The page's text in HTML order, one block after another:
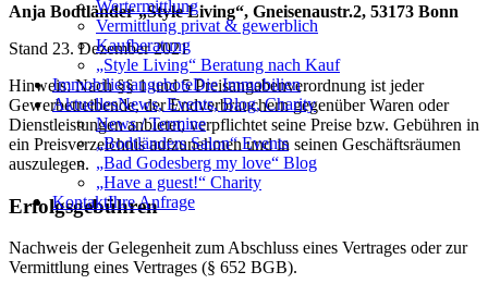
Wertermittlung
Vermittlung privat & gewerblich
Kaufberatung
„Style Living“ Beratung nach Kauf
ImmobilienangeboteDie Immobilien
AktuellesNews, Events, Blog, Charity
News / Termine
„Bodtländers Salon“ Events
„Bad Godesberg my love“ Blog
„Have a guest!“ Charity
KontaktIhre Anfrage
Anja Bodtländer „Style Living“, Gneisenaustr.2, 53173 Bonn
Stand 23. Dezember 2021
Hinweis: Nach §§ 1 und 5 Preisangabenverordnung ist jeder
Gewerbetreibende, der Endverbrauchern gegenüber Waren oder
Dienstleistungen anbietet, verpflichtet seine Preise bzw. Gebühren in
ein Preisverzeichnis aufzunehmen und in seinen Geschäftsräumen
auszulegen.
Erfolgsgebühren
Nachweis der Gelegenheit zum Abschluss eines Vertrages oder zur
Vermittlung eines Vertrages (§ 652 BGB).